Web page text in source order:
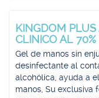
KINGDOM
CLINICO AL 70%
Gel de manos sin
desinfectante al
alcohólica, ayuda a
manos, Su exclusiva